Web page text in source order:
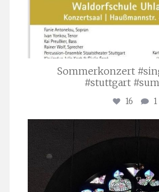
Sommerkonzert
#stuttgart
16 1
Apr. 1